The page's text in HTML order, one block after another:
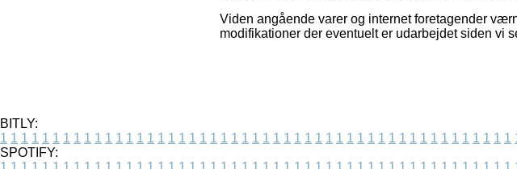
Viden angående varer og internet foretagender
modifikationer der eventuelt er udarbejdet siden vi
BITLY:
1 1 1 1 1 1 1 1 1 1 1 1 1 1 1 1 1 1 1 1 1 1 1 1 1 1 1 1 1 1 1 1 1 1 1 1 1 1 1 1 1 1 1 1 1 1 1 1 1
SPOTIFY: